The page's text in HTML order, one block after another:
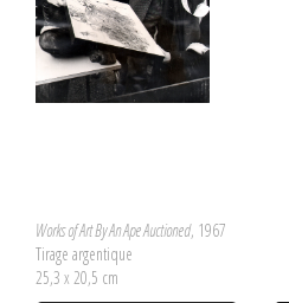
Works of Art By An Ape Auctioned, 1967
Tirage argentique
25,3 x 20,5 cm